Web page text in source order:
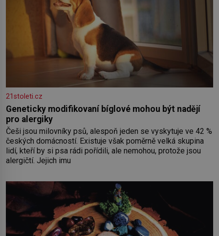
21stoleti.cz
Geneticky modifikovaní bíglové mohou být nadějí
pro alergiky
Češi jsou milovníky psů, alespoň jeden se vyskytuje ve 42 %
českých domácností. Existuje však poměrně velká skupina
lidí, kteří by si psa rádi pořídili, ale nemohou, protože jsou
alergičtí. Jejich imu